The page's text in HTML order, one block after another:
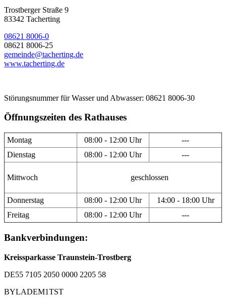
Trostberger Straße 9
83342 Tacherting
08621 8006-0
08621 8006-25
gemeinde@tacherting.de
www.tacherting.de
Störungsnummer für Wasser und Abwasser: 08621 8006-30
Öffnungszeiten des Rathauses
Montag 08:00 - 12:00 Uhr
---
Dienstag
08:00 - 12:00 Uhr ---
Mittwoch geschlossen
Donnerstag 08:00 - 12:00 Uhr
14:00 - 18:00 Uhr
Freitag
08:00 - 12:00 Uhr ---
Bankverbindungen:
Kreissparkasse Traunstein-Trostberg
DE55 7105 2050 0000 2205 58
BYLADEM1TST